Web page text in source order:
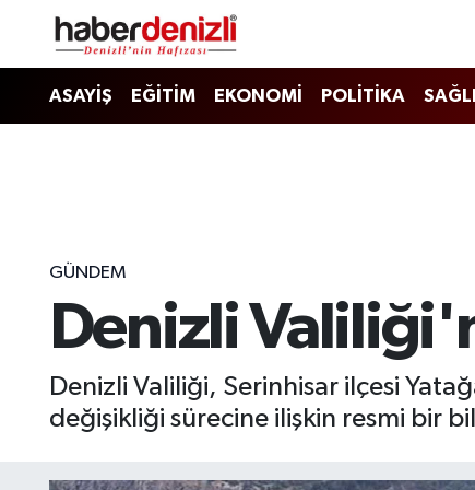
ASAYİŞ EĞİTİM EKONOMİ POLİTİKA
GÜNDEM
Denizli
Denizli Valiliği, Serinhisar ilçesi
değişikliği sürecine ilişkin resmi bir
Denizli Nöbetçi Eczaneler
Tüm Manşetler
Haber Arşivi